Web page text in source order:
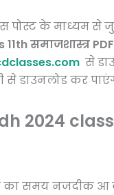
पोस्ट के माध्यम से
11th समाजशास्त्र
से
डाउनलोड कर
2024 class
का समय नजदीक आ